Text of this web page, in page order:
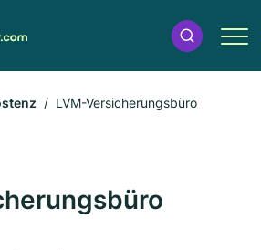
LVM-Versicherungsbüro